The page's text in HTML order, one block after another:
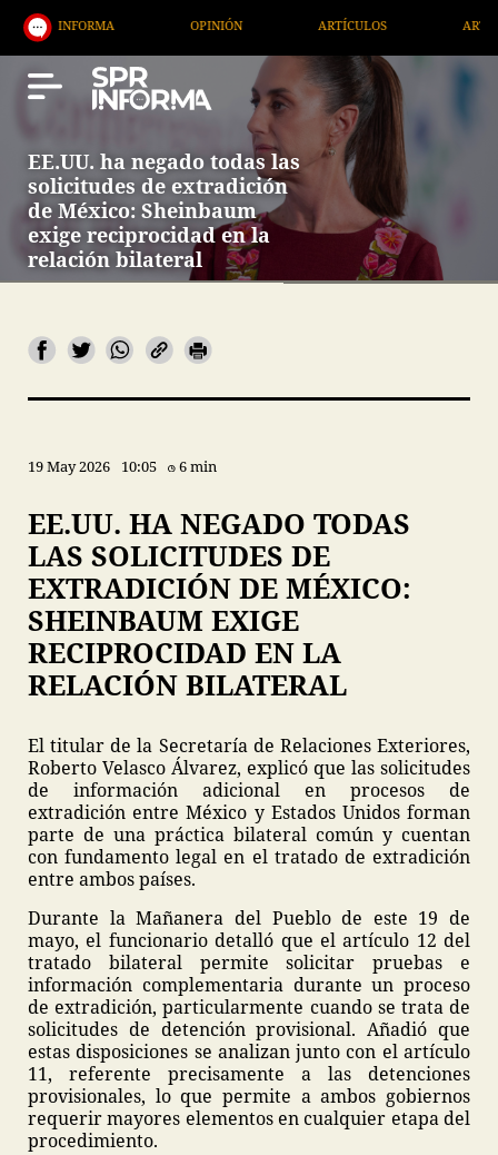
OPINIÓN ARTÍCULOS ARTE /
EE.UU. ha negado todas las
solicitudes de extradición
de México: Sheinbaum
exige reciprocidad en la
relación bilateral
19 May 2026 10:05 6 min
EE.UU. HA NEGADO TODAS
LAS SOLICITUDES DE
EXTRADICIÓN DE MÉXICO:
SHEINBAUM EXIGE
RECIPROCIDAD EN LA
RELACIÓN BILATERAL
El titular de la Secretaría de Relaciones Exteriores,
Roberto Velasco Álvarez, explicó que las solicitudes
de información adicional en procesos de
extradición entre México y Estados Unidos forman
parte de una práctica bilateral común y cuentan
con fundamento legal en el tratado de extradición
entre ambos países.
Durante la Mañanera del Pueblo de este 19 de
mayo, el funcionario detalló que el artículo 12 del
tratado bilateral permite solicitar pruebas e
información complementaria durante un proceso
de extradición, particularmente cuando se trata de
solicitudes de detención provisional. Añadió que
estas disposiciones se analizan junto con el artículo
11, referente precisamente a las detenciones
provisionales, lo que permite a ambos gobiernos
requerir mayores elementos en cualquier etapa del
procedimiento.